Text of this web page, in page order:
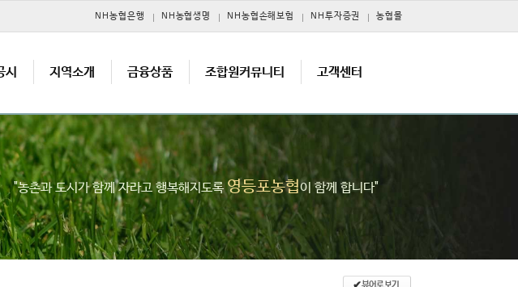
NH농협은행 NH농협생명 NH농협손해보험 NH투자증권 농협몰
시 지역소개 금융상품 조합원커뮤니티 고객센터
"농촌과 도시가 함께 자라고 행복해지도록영등포농협이 함께 합니다"